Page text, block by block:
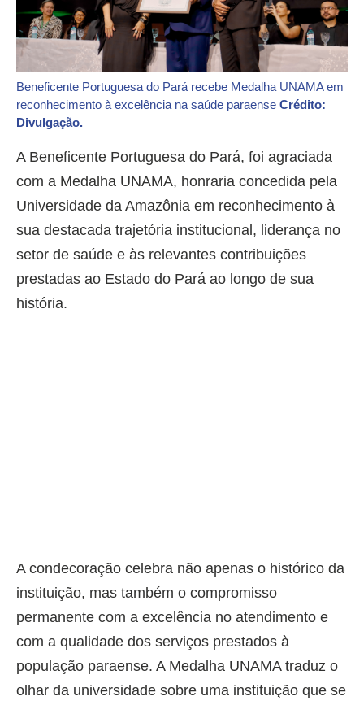
Beneficente Portuguesa do Pará recebe Medalha UNAMA em
reconhecimento à excelência na saúde paraense Crédito:
Divulgação.
A Beneficente Portuguesa do Pará, foi agraciada
com a Medalha UNAMA, honraria concedida pela
Universidade da Amazônia em reconhecimento à
sua destacada trajetória institucional, liderança no
setor de saúde e às relevantes contribuições
prestadas ao Estado do Pará ao longo de sua
história.
A condecoração celebra não apenas o histórico da
instituição, mas também o compromisso
permanente com a excelência no atendimento e
com a qualidade dos serviços prestados à
população paraense. A Medalha UNAMA traduz o
olhar da universidade sobre uma instituição que se